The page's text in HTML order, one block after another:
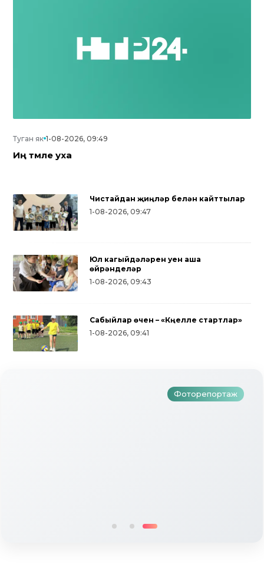
Туган як 1-08-2026, 09:49
Иң тәмле уха
Чистайдан җиңүләр белән кайттылар
1-08-2026, 09:47
Юл кагыйдәләрен уен аша
өйрәнделәр
1-08-2026, 09:43
Сабыйлар өчен – «Күңелле стартлар»
1-08-2026, 09:41
Фоторепортаж
Түбән Кама районында тугызынчы
тапкыр «Авылым хуҗабикәсе»
бәйгесе узды